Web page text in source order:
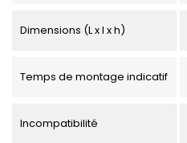
Dimensions (L x l x h)
Temps de montage indicatif
Incompatibilité